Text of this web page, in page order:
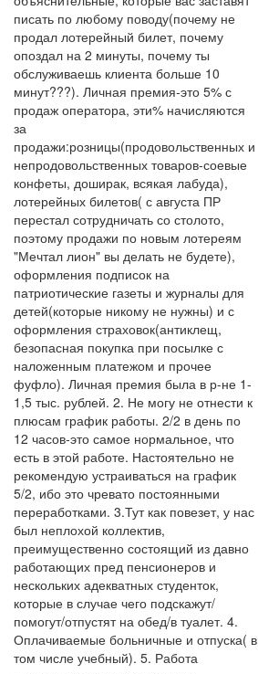
писать по любому поводу(почему не
продал лотерейный билет, почему
опоздал на 2 минуты, почему ты
обслуживаешь клиента больше 10
минут???). Личная премия-это 5% с
продаж оператора, эти% начисляются
за
продажи:розницы(продовольственных и
непродовольственных товаров-соевые
конфеты, доширак, всякая лабуда),
лотерейных билетов( с августа ПР
перестал сотрудничать со столото,
поэтому продажи по новым лотереям
"Мечтал лион" вы делать не будете),
оформления подписок на
патриотические газеты и журналы для
детей(которые никому не нужны) и с
оформления страховок(антиклещ,
безопасная покупка при посылке с
наложенным платежом и прочее
фуфло). Личная премия была в р-не 1-
1,5 тыс. рублей. 2. Не могу не отнести к
плюсам график работы. 2/2 в день по
12 часов-это самое нормальное, что
есть в этой работе. Настоятельно не
рекомендую устраиваться на график
5/2, ибо это чревато постоянными
переработками. 3.Тут как повезет, у нас
был неплохой коллектив,
преимущественно состоящий из давно
работающих пред пенсионеров и
нескольких адекватных студенток,
которые в случае чего подскажут/
помогут/отпустят на обед/в туалет. 4.
Оплачиваемые больничные и отпуска( в
том числе учебный). 5. Работа